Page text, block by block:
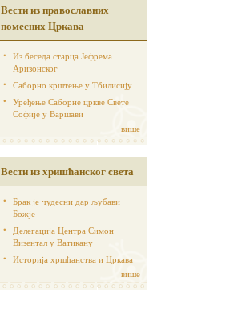
Вести из православних
помесних Цркава
Из беседа старца Јефрема
Аризонског
Саборно крштење у Тбилисију
Уређење Саборне цркве Свете
Софије у Варшави
више
Вести из хришћанског света
Брак је чудесни дар љубави
Божје
Делегација Центра Симон
Визентал у Ватикану
Историја хршћанства и Цркава
више